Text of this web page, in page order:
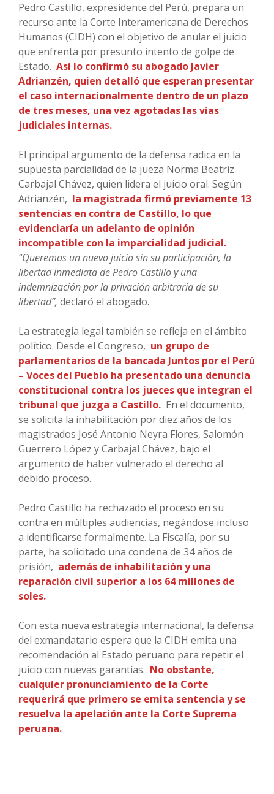
Pedro Castillo, expresidente del Perú, prepara un
recurso ante la Corte Interamericana de Derechos
Humanos (CIDH) con el objetivo de anular el juicio
que enfrenta por presunto intento de golpe de
Estado. Así lo confirmó su abogado Javier
Adrianzén, quien detalló que esperan presentar
el caso internacionalmente dentro de un plazo
de tres meses, una vez agotadas las vías
judiciales internas.
El principal argumento de la defensa radica en la
supuesta parcialidad de la jueza Norma Beatriz
Carbajal Chávez, quien lidera el juicio oral. Según
Adrianzén, la magistrada firmó previamente 13
sentencias en contra de Castillo, lo que
evidenciaría un adelanto de opinión
incompatible con la imparcialidad judicial.
“Queremos un nuevo juicio sin su participación, la
libertad inmediata de Pedro Castillo y una
indemnización por la privación arbitraria de su
libertad”, declaró el abogado.
La estrategia legal también se refleja en el ámbito
político. Desde el Congreso, un grupo de
parlamentarios de la bancada Juntos por el Perú
– Voces del Pueblo ha presentado una denuncia
constitucional contra los jueces que integran el
tribunal que juzga a Castillo. En el documento,
se solicita la inhabilitación por diez años de los
magistrados José Antonio Neyra Flores, Salomón
Guerrero López y Carbajal Chávez, bajo el
argumento de haber vulnerado el derecho al
debido proceso.
Pedro Castillo ha rechazado el proceso en su
contra en múltiples audiencias, negándose incluso
a identificarse formalmente. La Fiscalía, por su
parte, ha solicitado una condena de 34 años de
prisión, además de inhabilitación y una
reparación civil superior a los 64 millones de
soles.
Con esta nueva estrategia internacional, la defensa
del exmandatario espera que la CIDH emita una
recomendación al Estado peruano para repetir el
juicio con nuevas garantías. No obstante,
cualquier pronunciamiento de la Corte
requerirá que primero se emita sentencia y se
resuelva la apelación ante la Corte Suprema
peruana.